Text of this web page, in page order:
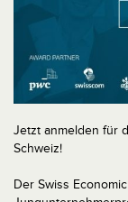
Jetzt anmelden für
Schweiz!
Der Swiss